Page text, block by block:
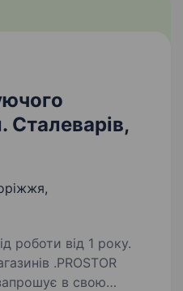
Сталеварів,
роботи від 1 року.
.PROSTOR
в свою